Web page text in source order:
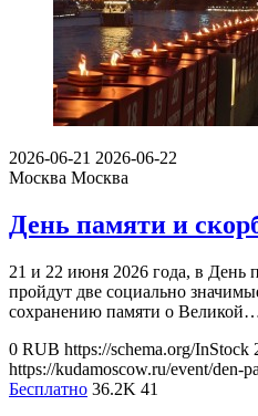
2026-06-21 2026-06-22
Москва Москва
День памяти и
21 и 22 июня 2026 года, в День
пройдут две социально
сохранению памяти о
0 RUB https://schema.org/InStock
https://kudamoscow.ru/event/den-
Бесплатно 36.2K 41